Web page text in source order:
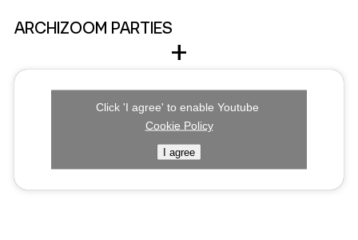
Click 'I agree' to enable Youtube
Cookie Policy
I agree
ARCHIZOOM PARTIES
+
opportunity to meet authors, collaborators,
renowned and widely attended.